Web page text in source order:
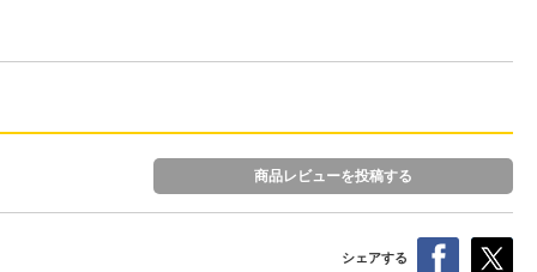
商品レビューを投稿する
シェアする